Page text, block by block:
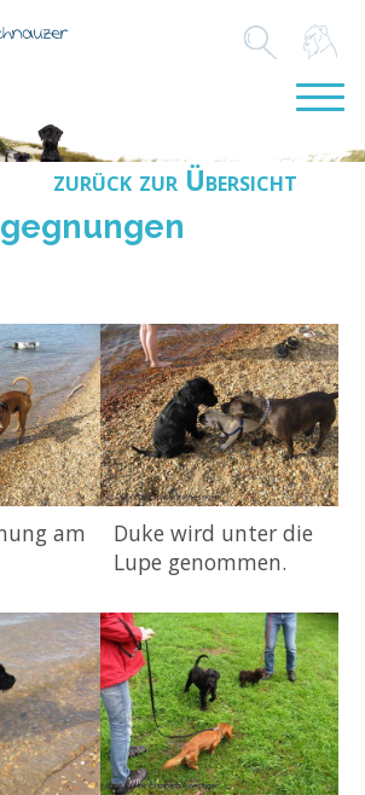
zurück zur Übersicht
am
Duke wird unter die
Lupe genommen.